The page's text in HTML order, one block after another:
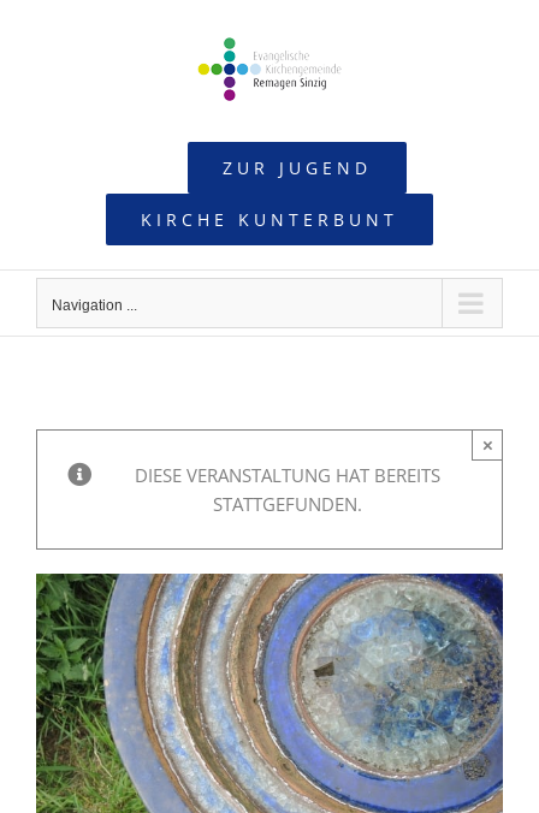
ZUR JUGEND
KIRCHE KUNTERBUNT
Navigation ...
DIESE VERANSTALTUNG HAT BEREITS
STATTGEFUNDEN.
×